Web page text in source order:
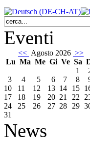
Eventi
<< Agosto 2026 >>
Lu Ma Me Gi Ve Sa
1
3
4 5 6 7 8
10
11 12 13 14 15
17
18 19 20 21 22
24
25 26 27 28 29
31
News